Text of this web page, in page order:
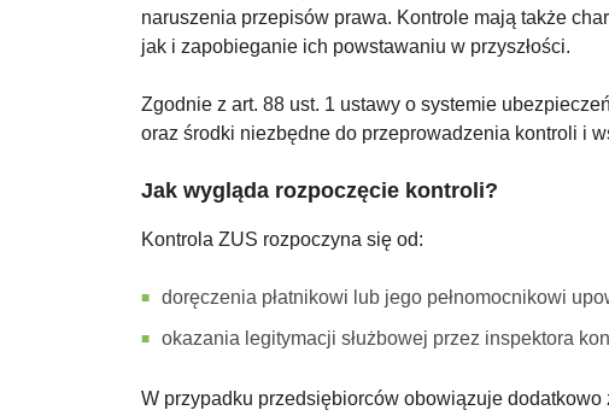
naruszenia przepisów prawa. Kontrole mają także
jak i zapobieganie ich powstawaniu w przyszłości.
Zgodnie z art. 88 ust. 1 ustawy o systemie
oraz środki niezbędne do przeprowadzenia kontroli i
Jak wygląda rozpoczęcie kontroli?
Kontrola ZUS rozpoczyna się od:
doręczenia płatnikowi lub jego pełnomocnikowi
okazania legitymacji służbowej przez inspektora
W przypadku przedsiębiorców obowiązuje